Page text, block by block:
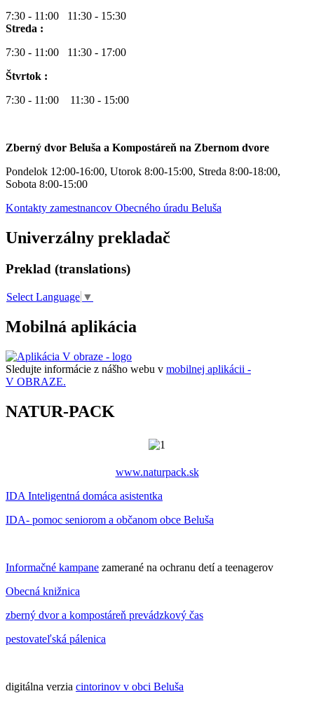
7:30 - 11:00 11:30 - 15:30
Streda :
7:30 - 11:00 11:30 - 17:00
Štvrtok :
7:30 - 11:00 11:30 - 15:00
Zberný dvor Beluša a Kompostáreň na Zbernom dvore
Pondelok 12:00-16:00, Utorok 8:00-15:00, Streda 8:00-18:00,
Sobota 8:00-15:00
Kontakty zamestnancov Obecného úradu Beluša
Univerzálny prekladač
Preklad (translations)
Select Language ▼
Mobilná aplikácia
Sledujte informácie z nášho webu v mobilnej aplikácii -
V OBRAZE.
NATUR-PACK
www.naturpack.sk
IDA Inteligentná domáca asistentka
IDA- pomoc seniorom a občanom obce Beluša
Informačné kampane zamerané na ochranu detí a teenagerov
Obecná knižnica
zberný dvor a kompostáreň prevádzkový čas
pestovateľská pálenica
digitálna verzia cintorinov v obci Beluša